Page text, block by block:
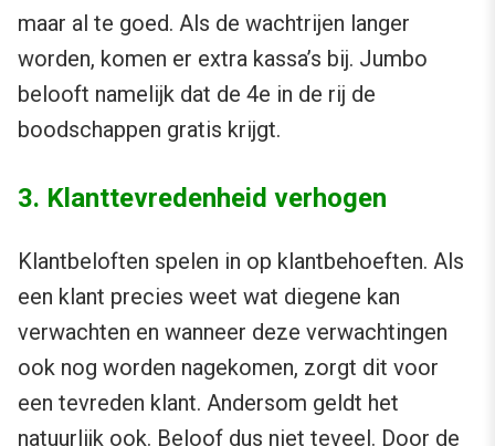
maar al te goed. Als de wachtrijen langer
worden, komen er extra kassa’s bij. Jumbo
belooft namelijk dat de 4e in de rij de
boodschappen gratis krijgt.
3. Klanttevredenheid verhogen
Klantbeloften spelen in op klantbehoeften. Als
een klant precies weet wat diegene kan
verwachten en wanneer deze verwachtingen
ook nog worden nagekomen, zorgt dit voor
een tevreden klant. Andersom geldt het
natuurlijk ook. Beloof dus niet teveel. Door de